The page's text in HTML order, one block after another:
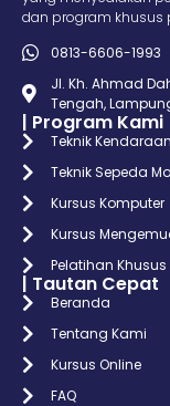
dan program khusus
0813-6606-1993
Jl. Kh. Ahmad
Tengah,
| Program Kami
Teknik
Teknik Sepeda
Kursus Komputer
Kursus
Pelatihan
| Tautan Cepat
Beranda
Tentang Kami
Kursus Online
FAQ